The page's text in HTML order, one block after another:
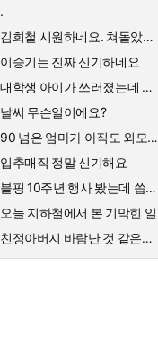
.
김희철 시원하네요. 쳐돌았네 ㅋㅋ
이승기는 진짜 신기하네요
대학생 아이가 쓰러졌는데 갑자기 말을 못해요
날씨 무슨일이에요?
90 넘은 엄마가 아직도 외모에 관심이 많아요
입추매직 정말 신기해요
블핑 10주년 행사 봤는데 씁쓸하네요
오늘 지하철에서 본 기막힌 일
친정아버지 바람난 것 같은데 엄마에게 알릴까요?